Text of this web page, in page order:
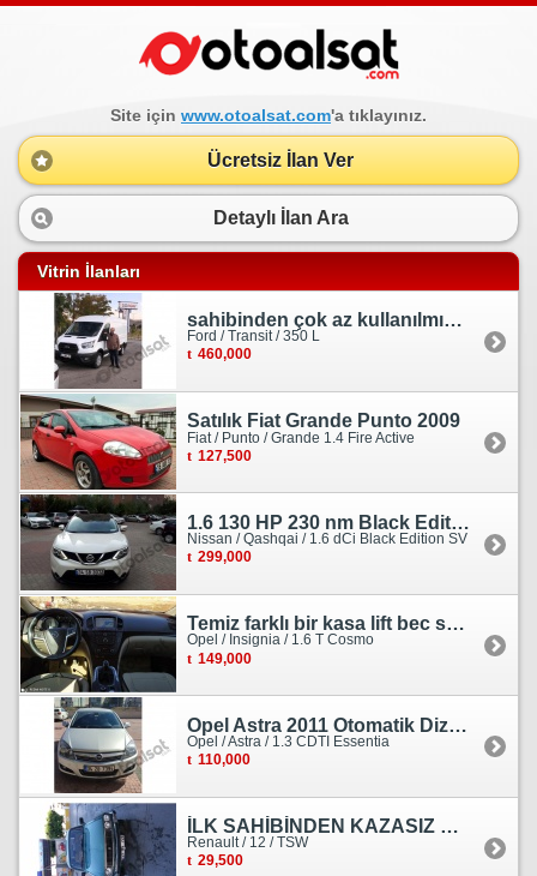
Site için www.otoalsat.com'a tıklayınız.
Ücretsiz İlan Ver
Detaylı İlan Ara
Vitrin İlanları
sahibinden çok az kullanılmış orjinal ford transit
Ford / Transit / 350 L
460,000
Satılık Fiat Grande Punto 2009
Fiat / Punto / Grande 1.4 Fire Active
127,500
1.6 130 HP 230 nm Black Edition servis bakımlı
Nissan / Qashqai / 1.6 dCi Black Edition SV
299,000
Temiz farklı bir kasa lift bec sedan görünümlü heçbek
Opel / Insignia / 1.6 T Cosmo
149,000
Opel Astra 2011 Otomatik Dizel Tramersiz Essentia
Opel / Astra / 1.3 CDTI Essentia
110,000
İLK SAHİBİNDEN KAZASIZ HASARSIZ BOYASIZ DEĞİŞENSİZ TAM ORJİNAL RENO
Renault / 12 / TSW
29,500